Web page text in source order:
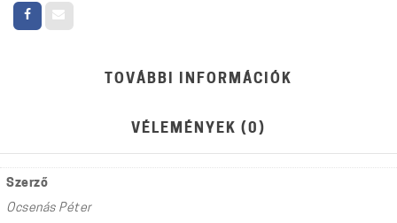
TOVÁBBI INFORMÁCIÓK
VÉLEMÉNYEK (0)
Szerző
Ocsenás Péter